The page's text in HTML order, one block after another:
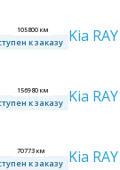
к заказу
105800 км Kia RAY
к заказу
156980 км Kia RAY
к заказу
70773 км Kia RAY